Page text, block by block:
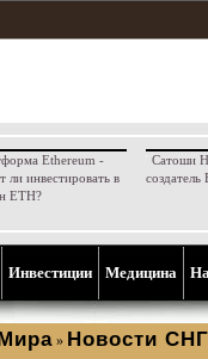
Ethereum -
ли инвестировать в
ETH?
Сатоши
создатель
Инвестиции Медицина
» Новости СНГ